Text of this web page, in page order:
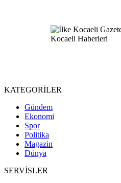
KATEGORİLER
Gündem
Ekonomi
Spor
Politika
Magazin
Dünya
SERVİSLER